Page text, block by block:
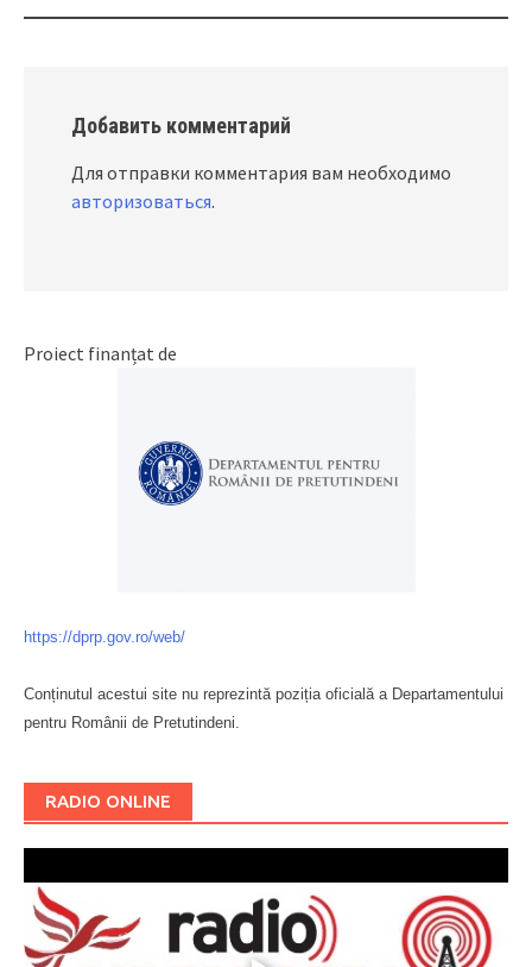
Добавить комментарий
Для отправки комментария вам необходимо
авторизоваться.
Proiect finanțat de
https://dprp.gov.ro/web/
Conținutul acestui site nu reprezintă poziția oficială a Departamentului
pentru Românii de Pretutindeni.
RADIO ONLINE